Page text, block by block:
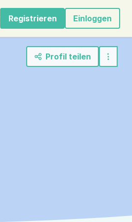
Registrieren Einloggen
Profil teilen